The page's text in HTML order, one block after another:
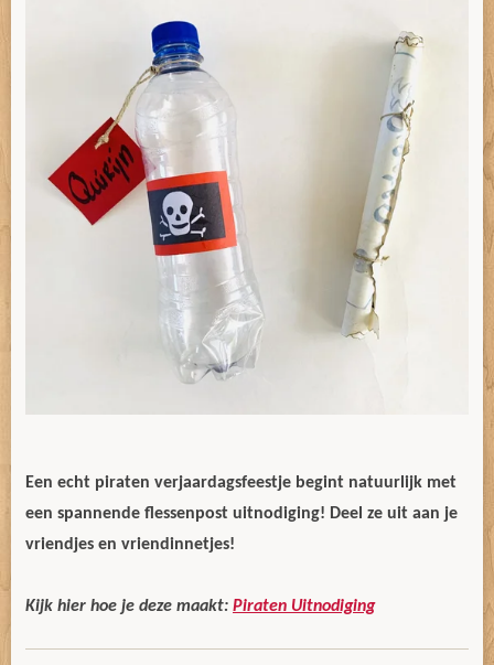
Een echt piraten verjaardagsfeestje begint natuurlijk met
een spannende flessenpost uitnodiging! Deel ze uit aan je
vriendjes en vriendinnetjes!
Kijk hier hoe je deze maakt: Piraten Uitnodiging